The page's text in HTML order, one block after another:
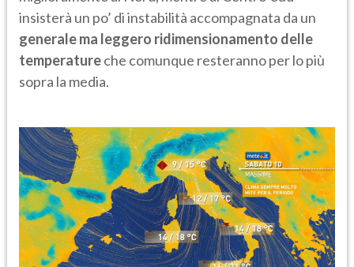
insisterà un po’ di instabilità accompagnata da un
generale ma leggero ridimensionamento delle
temperatureche comunque resteranno per lo più
sopra la media.